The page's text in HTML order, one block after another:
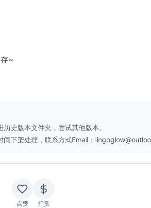
~
史版本文件夹，尝试其他版本。
间下架处理，联系方式Email：
点赞 打赏